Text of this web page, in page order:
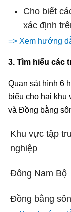
Cho biết
xác định
=> Xem hướng
3. Tìm hiểu các
Quan sát hình 6
biểu cho hai khu
và Đồng bằng
Khu vực tập
nghiệp
Đông Nam Bộ
Đồng bằng